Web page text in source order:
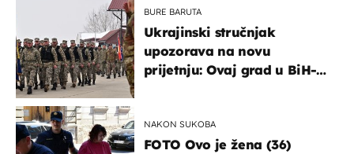
BURE BARUTA
Ukrajinski stručnjak
upozorava na novu
prijetnju: Ovaj grad u BiH-u
NAKON SUKOBA
FOTO Ovo je žena (36)